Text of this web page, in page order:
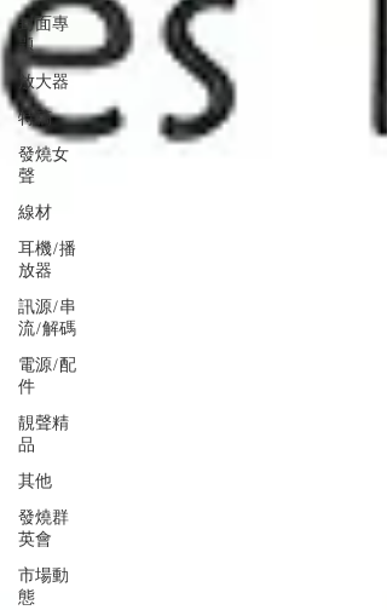
封面專
題
放大器
特稿
發燒女
聲
線材
耳機/播
放器
訊源/串
流/解碼
電源/配
件
靚聲精
品
其他
發燒群
英會
市場動
態